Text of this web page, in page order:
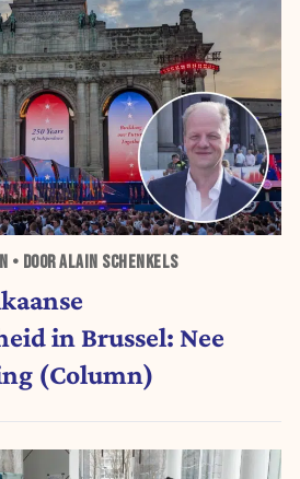
• DOOR ALAIN SCHENKELS
in Brussel: Nee
(Column)